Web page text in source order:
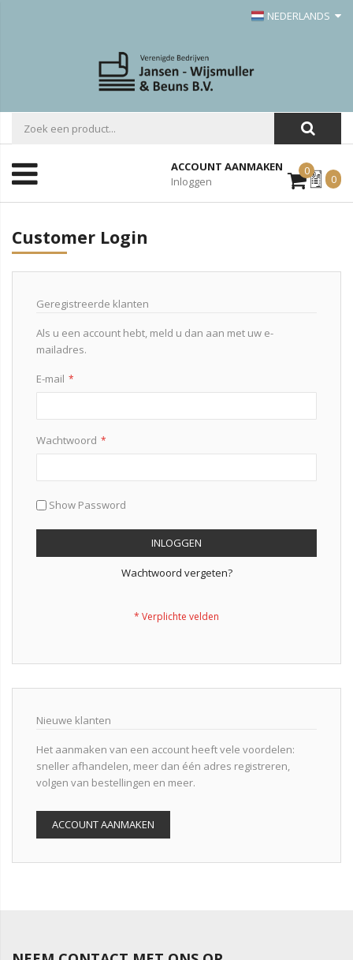
NEDERLANDS
ACCOUNT AANMAKEN
Inloggen
0Mijn
Offerte
0
Customer Login
Geregistreerde klanten
Als u een account hebt, meld u dan aan met uw e-
mailadres.
E-mail
Wachtwoord
Show Password
INLOGGEN
Wachtwoord vergeten?
Nieuwe klanten
Het aanmaken van een account heeft vele voordelen:
sneller afhandelen, meer dan één adres registreren,
volgen van bestellingen en meer.
ACCOUNT AANMAKEN